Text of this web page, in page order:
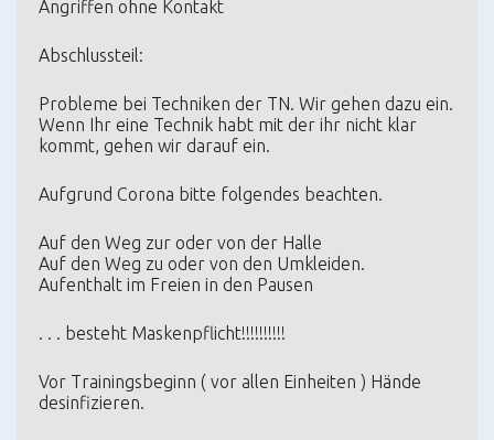
Angriffen ohne Kontakt
Abschlussteil:
Probleme bei Techniken der TN. Wir gehen dazu ein.
Wenn Ihr eine Technik habt mit der ihr nicht klar
kommt, gehen wir darauf ein.
Aufgrund Corona bitte folgendes beachten.
Auf den Weg zur oder von der Halle
Auf den Weg zu oder von den Umkleiden.
Aufenthalt im Freien in den Pausen
. . . besteht Maskenpflicht!!!!!!!!!!
Vor Trainingsbeginn ( vor allen Einheiten ) Hände
desinfizieren.